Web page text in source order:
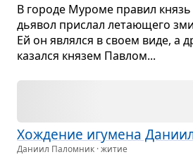
В городе Муроме пра­вил
дья­вол при­слал лета­ю­щего
Ей он являлся в своем виде, а
казался кня­зем Пав­лом...
Хожде­ние игу­мена
Даниил Паломник · житие